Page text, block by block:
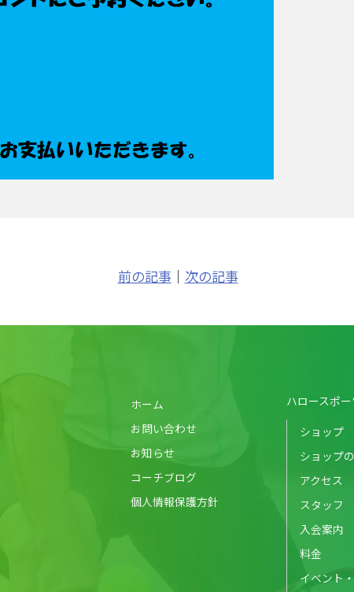
前の記事｜ 次の記事
ホーム
お問い合わせ
お知らせ
コーチブログ
個人情報保護方針
ハロースポ
ショップ
ショップ
アクセス
スタッフ
入会案内
料金
イベント